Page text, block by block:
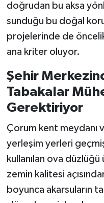
doğrudan bu aksa
sunduğu bu doğal
projelerinde de
ana kriter oluyor.
Şehir
Tabakalar
Gerektiriyor
Çorum kent meydanı
yerleşim yerleri
kullanılan ova
zemin kalitesi
boyunca akarsuların